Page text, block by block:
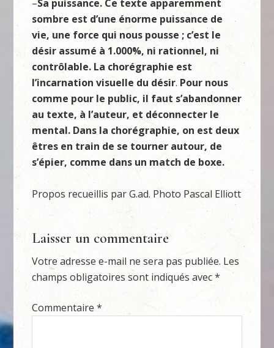
–Sa puissance. Ce texte apparemment
sombre est d’une énorme puissance de
vie, une force qui nous pousse ; c’est le
désir assumé à 1.000%, ni rationnel, ni
contrôlable. La chorégraphie est
l’incarnation visuelle du désir. Pour nous
comme pour le public, il faut s’abandonner
au texte, à l’auteur, et déconnecter le
mental. Dans la chorégraphie, on est deux
êtres en train de se tourner autour, de
s’épier, comme dans un match de boxe.
Propos recueillis par G.ad. Photo Pascal Elliott
Laisser un commentaire
Votre adresse e-mail ne sera pas publiée. Les
champs obligatoires sont indiqués avec*
Commentaire*